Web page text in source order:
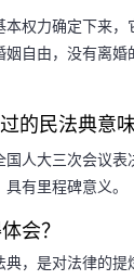
权力确定下来
姻自由，没有离
的民法典意味
人大三次会议
有里程碑意义。
会？
，是对法律的
功绩